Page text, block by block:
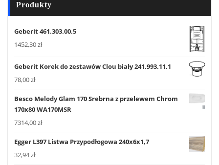
Produkty
Geberit 461.303.00.5
1452,30zł
Geberit Korek do zestawów Clou biały 241.993.11.1
78,00zł
Besco Melody Glam 170 Srebrna z przelewem Chrom
170x80 WA170MSR
7314,00zł
Egger L397 Listwa Przypodłogowa 240x6x1,7
32,94zł